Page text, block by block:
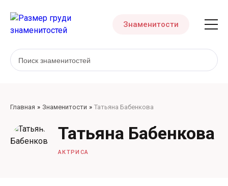
Знаменитости
Главная Знаменитости Татьяна Бабенкова
Татьяна Бабенкова
АКТРИСА